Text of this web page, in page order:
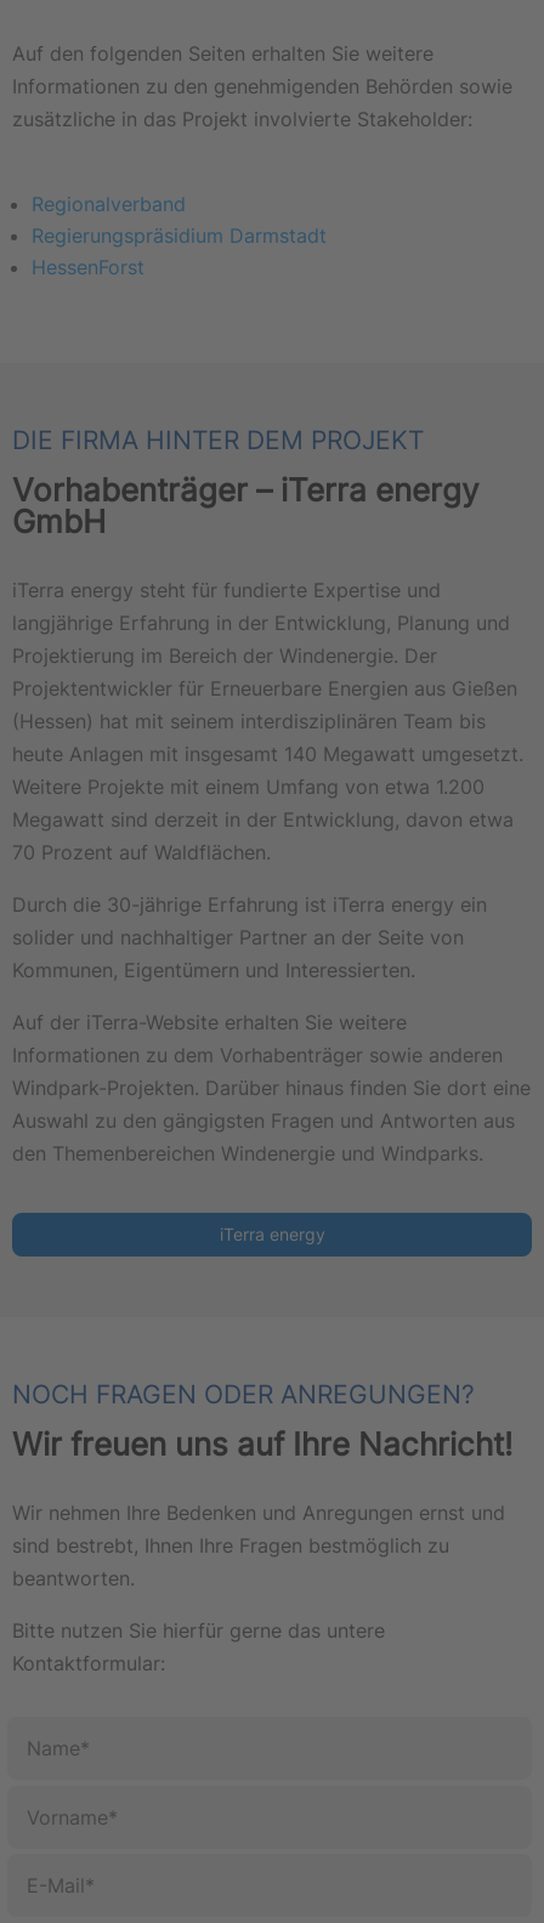
Auf den folgenden Seiten erhalten Sie weitere
Informationen zu den genehmigenden Behörden sowie
zusätzliche in das Projekt involvierte Stakeholder:
Regionalverband
Regierungspräsidium Darmstadt
HessenForst
DIE FIRMA HINTER DEM PROJEKT
Vorhabenträger – iTerra energy
GmbH
iTerra energy steht für fundierte Expertise und
langjährige Erfahrung in der Entwicklung, Planung und
Projektierung im Bereich der Windenergie. Der
Projektentwickler für Erneuerbare Energien aus Gießen
(Hessen) hat mit seinem interdisziplinären Team bis
heute Anlagen mit insgesamt 140 Megawatt umgesetzt.
Weitere Projekte mit einem Umfang von etwa 1.200
Megawatt sind derzeit in der Entwicklung, davon etwa
70 Prozent auf Waldflächen.
Durch die 30-jährige Erfahrung ist iTerra energy ein
solider und nachhaltiger Partner an der Seite von
Kommunen, Eigentümern und Interessierten.
Auf der iTerra-Website erhalten Sie weitere
Informationen zu dem Vorhabenträger sowie anderen
Windpark-Projekten. Darüber hinaus finden Sie dort eine
Auswahl zu den gängigsten Fragen und Antworten aus
den Themenbereichen Windenergie und Windparks.
iTerra energy
NOCH FRAGEN ODER ANREGUNGEN?
Wir freuen uns auf Ihre Nachricht!
Wir nehmen Ihre Bedenken und Anregungen ernst und
sind bestrebt, Ihnen Ihre Fragen bestmöglich zu
beantworten.
Bitte nutzen Sie hierfür gerne das untere
Kontaktformular: